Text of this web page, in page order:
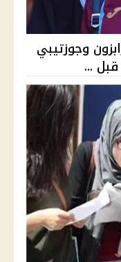
وجوزتيبي
...